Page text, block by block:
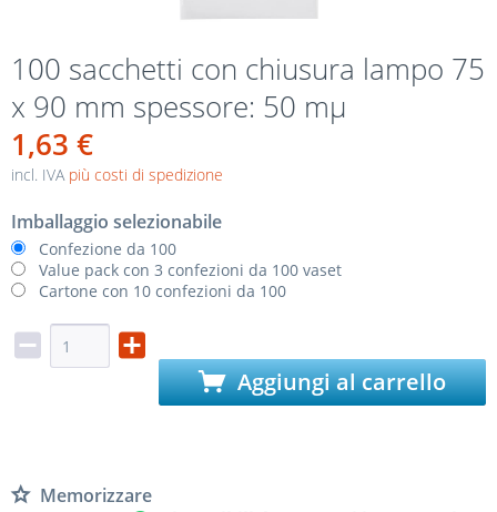
100 sacchetti con chiusura lampo 75
x 90 mm spessore: 50 mµ
1,63 €
incl. IVA più costi di spedizione
Imballaggio selezionabile
Confezione da 100
Value pack con 3 confezioni da 100 vaset
Cartone con 10 confezioni da 100
Aggiungi al carrello
Memorizzare